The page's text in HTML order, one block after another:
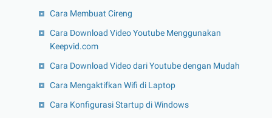
Cara Membuat Cireng
Cara Download Video Youtube Menggunakan
Keepvid.com
Cara Download Video dari Youtube dengan Mudah
Cara Mengaktifkan Wifi di Laptop
Cara Konfigurasi Startup di Windows